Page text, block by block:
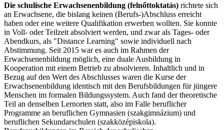
Die schulische Erwachsenenbildung (felnőttoktatás) richtete sich
an Erwachsene, die bislang keinen (Berufs-)Abschluss erreicht
haben oder eine weitere Qualifikation erwerben wollten. Sie konnte
in Voll- oder Teilzeit absolviert werden, und zwar als Tages- oder
Abendkurs, als "Distance Learning" sowie individuell nach
Abstimmung. Seit 2015 war es auch im Rahmen der
Erwachsenenbildung möglich, eine duale Ausbildung in
Kooperation mit einem Betrieb zu absolvieren. Inhaltlich und in
Bezug auf den Wert des Abschlusses waren die Kurse der
Erwachsenenbildung identisch mit den Berufsbildungen für jüngere
Menschen im formalen Bildungssystem. Auch fand der theoretische
Teil an denselben Lernorten statt, also im Falle beruflicher
Programme an beruflichen Gymnasien (szakgimnázium) und
beruflichen Sekundarschulen (szakközépiskola).